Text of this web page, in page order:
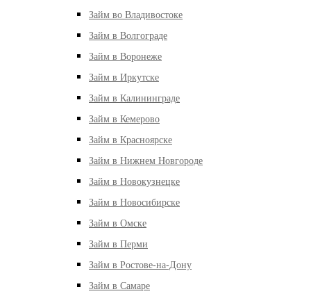
Займ во Владивостоке
Займ в Волгограде
Займ в Воронеже
Займ в Иркутске
Займ в Калининграде
Займ в Кемерово
Займ в Красноярске
Займ в Нижнем Новгороде
Займ в Новокузнецке
Займ в Новосибирске
Займ в Омске
Займ в Перми
Займ в Ростове-на-Дону
Займ в Самаре